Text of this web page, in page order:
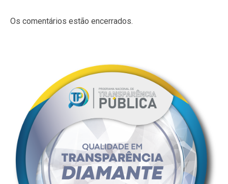
Os comentários estão encerrados.